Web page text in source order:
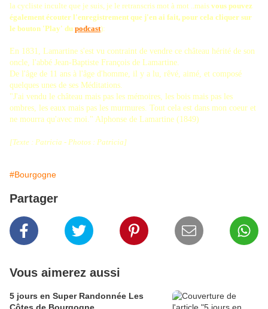
la cycliste inculte que je suis, je le retranscris mot à mot ..mais vous pouvez
également écouter l'enregistrement que j'en ai fait, pour cela cliquer sur
le bouton 'Play' du podcast):
En 1831, Lamartine s'est vu contraint de vendre ce château hérité de son
oncle, l'abbé Jean-Baptiste François de Lamartine.
De l'âge de 11 ans à l'âge d'homme, il y a lu, rêvé, aimé, et composé
quelques unes de ses Méditations.
"J'ai vendu le château mais pas les mémoires, les bois mais pas les
ombres, les eaux mais pas les murmures. Tout cela est dans mon coeur et
ne mourra qu'avec moi." Alphonse de Lamartine (1849)
[Texte : Patricia - Photos : Patricia]
#Bourgogne
Partager
Vous aimerez aussi
5 jours en Super Randonnée Les